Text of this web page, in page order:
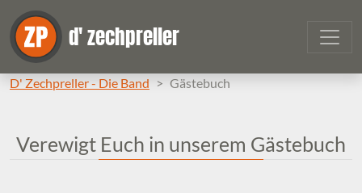
d' zechpreller
D' Zechpreller - Die Band Gästebuch
Verewigt Euch in unserem Gästebuch